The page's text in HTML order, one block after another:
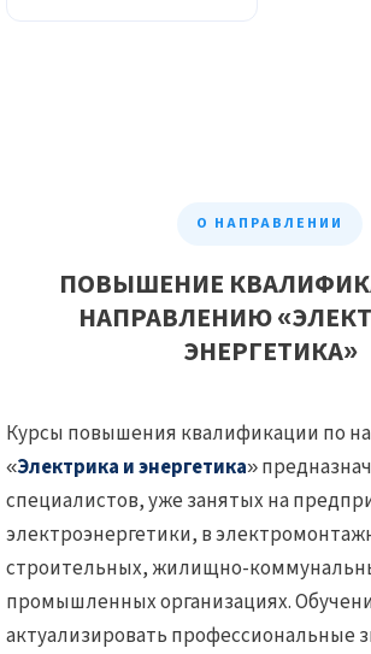
О НАПРАВЛЕНИИ
ПОВЫШЕНИЕ
НАПРАВЛЕНИЮ
ЭНЕРГЕТИКА»
Курсы повышения квалификации по
«Электрика и энергетика»
специалистов, уже занятых на
электроэнергетики, в
строительных, жилищно-
промышленных организациях.
актуализировать профессиональные